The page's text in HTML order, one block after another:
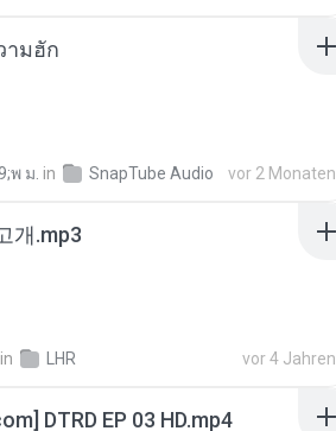
ามฮัก
พ ม. in SnapTube Audio vor 2 Monaten
개.mp3
in LHR vor 4 Jahren
DTRD EP 03 HD.mp4